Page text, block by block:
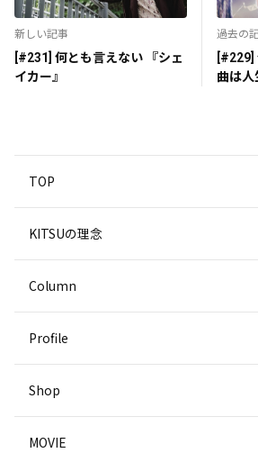
新しい記事
[#231] 何とも言えない 『シェ
イカー』
過去の
曲は人
TOP
KITSUの理念
Column
Profile
Shop
MOVIE